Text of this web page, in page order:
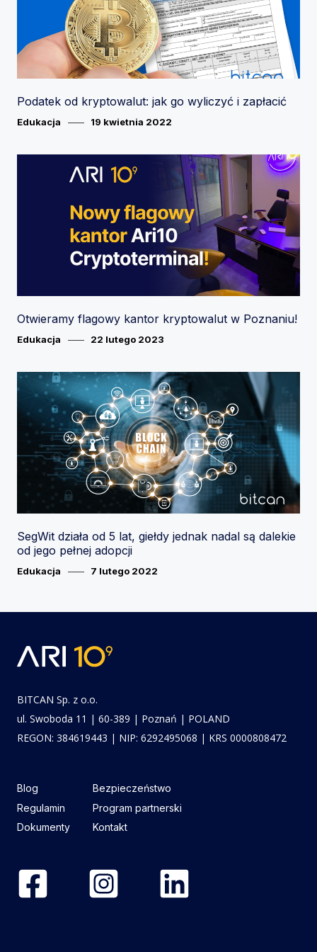
Podatek od kryptowalut: jak go wyliczyć i zapłacić
Category
Edukacja
Posted
19 kwietnia 2022
Otwieramy flagowy kantor kryptowalut w Poznaniu!
Category
Edukacja
Posted
22 lutego 2023
SegWit działa od 5 lat, giełdy jednak nadal są dalekie
od jego pełnej adopcji
Category
Edukacja
Posted
7 lutego 2022
BITCAN Sp. z o.o.
ul. Swoboda 11 | 60-389 | Poznań | POLAND
REGON: 384619443 | NIP: 6292495068 | KRS 0000808472
Blog
Regulamin
Dokumenty
Bezpieczeństwo
Program partnerski
Kontakt